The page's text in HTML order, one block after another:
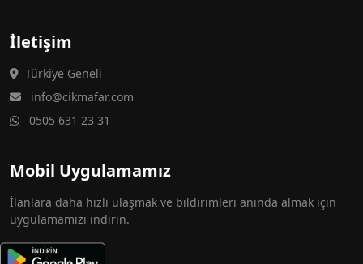
İletişim
Türkiye Geneli
info@cikmafar.com
0505 631 23 31
Mobil Uygulamamız
İlanlara daha hızlı ulaşmak ve bildirimleri anında almak için
uygulamamızı indirin.